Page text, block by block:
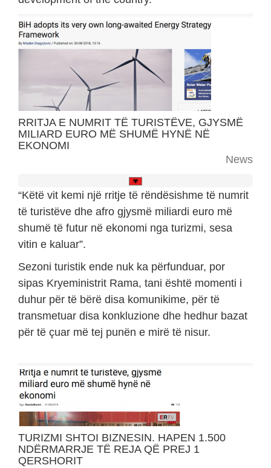
RRITJA E NUMRIT TË TURISTËVE, GJYSMË
MILIARD EURO MË SHUMË HYNË NË
EKONOMI
News
“Këtë vit kemi një rritje të rëndësishme të numrit
të turistëve dhe afro gjysmë miliardi euro më
shumë të futur në ekonomi nga turizmi, sesa
vitin e kaluar”.
Sezoni turistik ende nuk ka përfunduar, por
sipas Kryeministrit Rama, tani është momenti i
duhur për të bërë disa komunikime, për të
transmetuar disa konkluzione dhe hedhur bazat
për të çuar më tej punën e mirë të nisur.
TURIZMI SHTOI BIZNESIN. HAPEN 1.500
NDËRMARRJE TË REJA QË PREJ 1
QERSHORIT